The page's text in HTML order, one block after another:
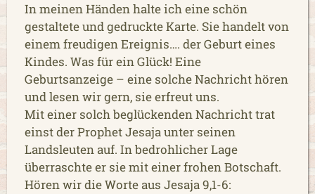
In meinen Händen halte ich eine schön
gestaltete und gedruckte Karte. Sie handelt von
einem freudigen Ereignis…. der Geburt eines
Kindes. Was für ein Glück! Eine
Geburtsanzeige – eine solche Nachricht hören
und lesen wir gern, sie erfreut uns.
Mit einer solch beglückenden Nachricht trat
einst der Prophet Jesaja unter seinen
Landsleuten auf. In bedrohlicher Lage
überraschte er sie mit einer frohen Botschaft.
Hören wir die Worte aus Jesaja 9,1-6: